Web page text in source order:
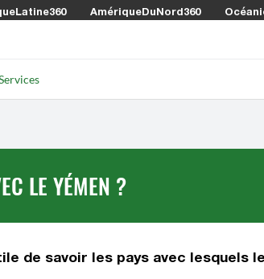
AmériqueDuNord360
LE YÉMEN ?
de savoir les pays avec lesquels